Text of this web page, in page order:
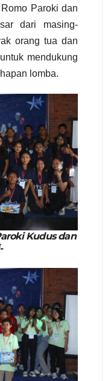
Paroki dan
dari masing-
orang tua dan
mendukung
lomba.
Kudus dan